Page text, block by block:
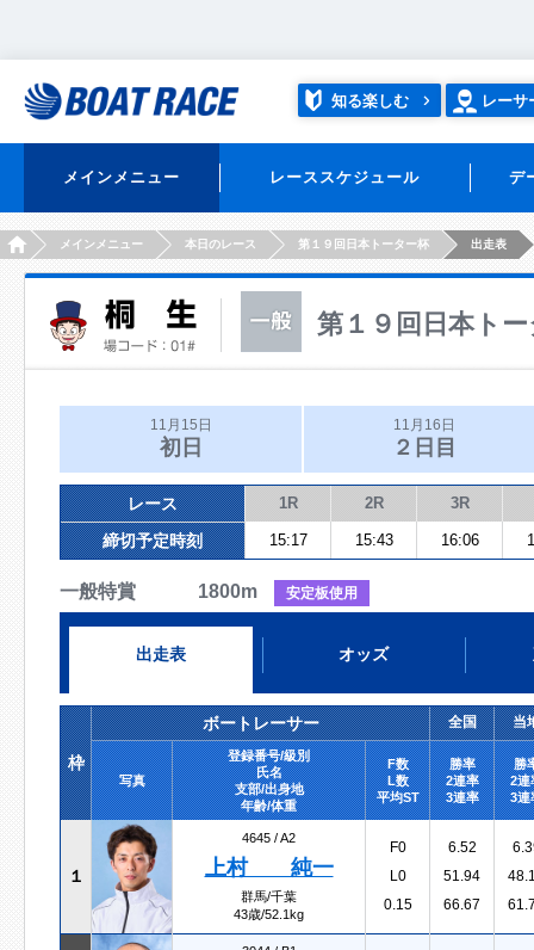
知る楽しむ レーサ
メインメニュー レーススケジュール デ
HOMEメインメニュー 本日のレース 第１９回日本トーター杯 出走表
第１９回日本ト
11月15日
初日
11月16日
２日目
レース 1R 2R 3R
締切予定時刻 15:17 15:43 16:06
一般特賞 1800m 安定板使用
出走表 オッズ
枠
ボートレーサー 全国 当
写真
登録番号/級別
氏名
支部/出身地
年齢/体重
F数
L数
平均ST
勝率
2連率
3連率
勝
2連
3連
１
4645 /A2
上村 純一
群馬/千葉
43歳/52.1kg
F0
L0
0.15
6.52
51.94
66.67